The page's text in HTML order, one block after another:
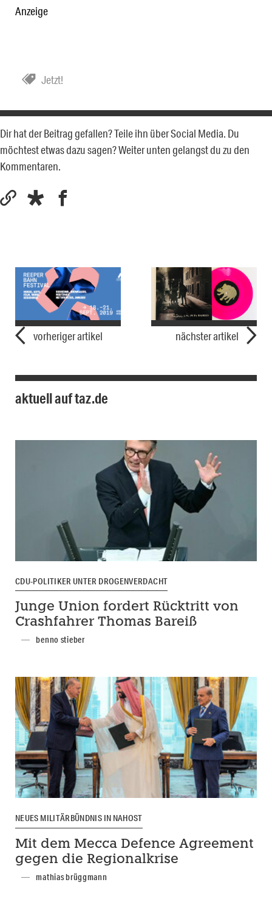
Anzeige
Jetzt!
Dir hat der Beitrag gefallen? Teile ihn über Social Media. Du
möchtest etwas dazu sagen? Weiter unten gelangst du zu den
Kommentaren.
vorheriger artikel nächster artikel
aktuell auf taz.de
CDU-POLITIKER UNTER DROGENVERDACHT
Junge Union fordert Rücktritt von
Crashfahrer Thomas Bareiß
benno stieber
NEUES MILITÄRBÜNDNIS IN NAHOST
Mit dem Mecca Defence Agreement
gegen die Regionalkrise
mathias brüggmann